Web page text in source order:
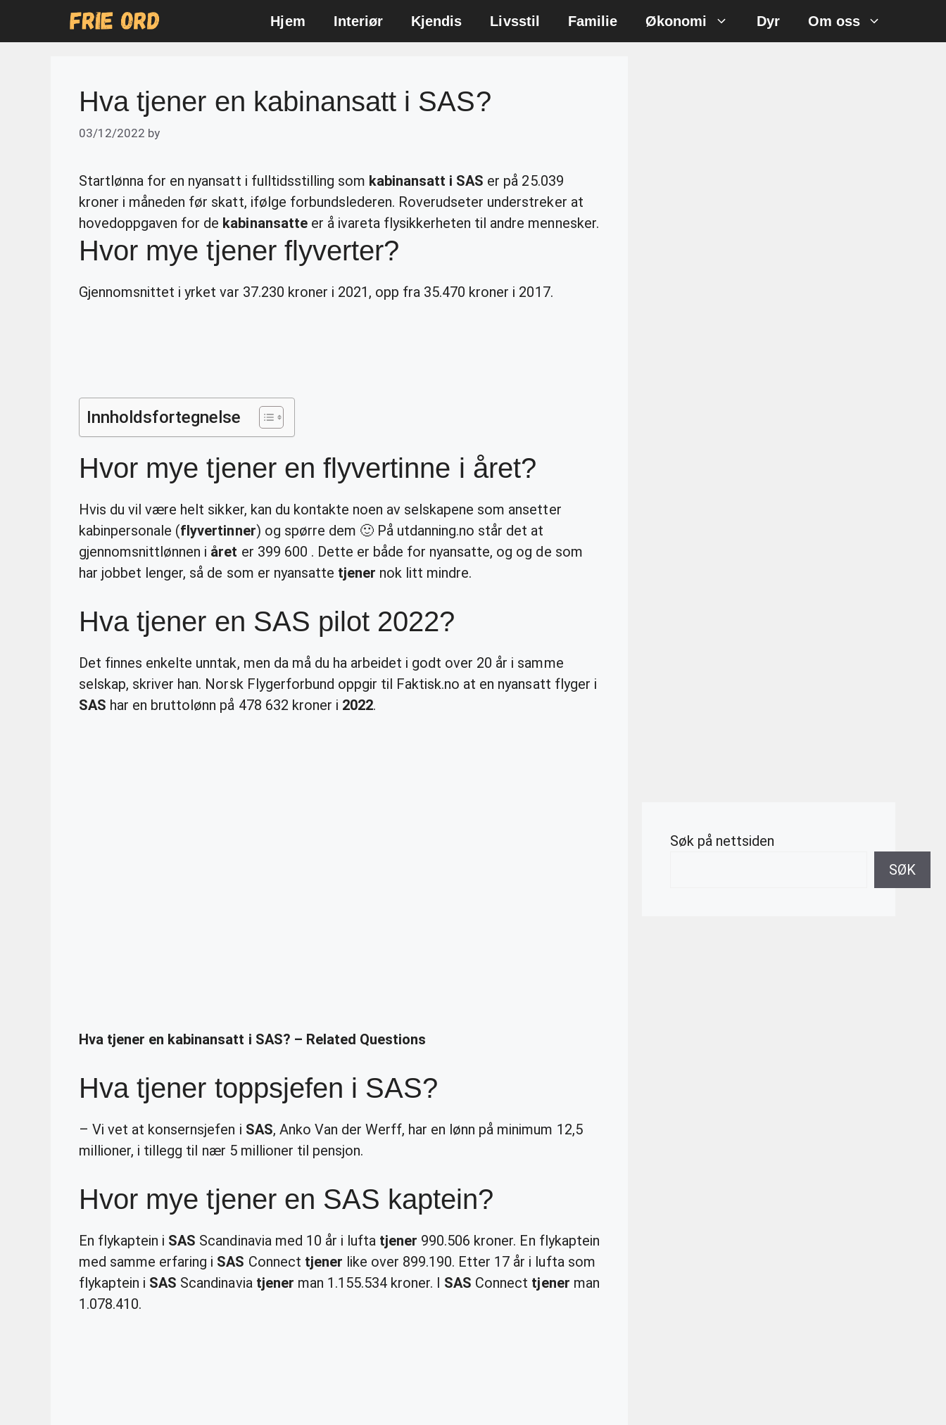
Hjem Interiør Kjendis Livsstil Familie Økonomi Dyr Om oss
Hva tjener en kabinansatt i SAS?
03/12/2022 by
Startlønna for en nyansatt i fulltidsstilling som kabinansatt i SAS er på 25.039
kroner i måneden før skatt, ifølge forbundslederen. Roverudseter understreker at
hovedoppgaven for de kabinansatteer å ivareta flysikkerheten til andre mennesker.
Hvor mye tjener flyverter?
Gjennomsnittet i yrket var 37.230 kroner i 2021, opp fra 35.470 kroner i 2017.
Innholdsfortegnelse
Hvor mye tjener en flyvertinne i året?
Hvis du vil være helt sikker, kan du kontakte noen av selskapene som ansetter
kabinpersonale (flyvertinner) og spørre dem 🙂 På utdanning.no står det at
gjennomsnittlønnen i året er 399 600 . Dette er både for nyansatte, og og de som
har jobbet lenger, så de som er nyansatte tjener nok litt mindre.
Hva tjener en SAS pilot 2022?
Det finnes enkelte unntak, men da må du ha arbeidet i godt over 20 år i samme
selskap, skriver han. Norsk Flygerforbund oppgir til Faktisk.no at en nyansatt flyger i
SAS har en bruttolønn på 478 632 kroner i 2022.
Hva tjener en kabinansatt i SAS? – Related Questions
Hva tjener toppsjefen i SAS?
– Vi vet at konsernsjefen i SAS, Anko Van der Werff, har en lønn på minimum 12,5
millioner, i tillegg til nær 5 millioner til pensjon.
Hvor mye tjener en SAS kaptein?
En flykaptein i SAS Scandinavia med 10 år i lufta tjener 990.506 kroner. En flykaptein
med samme erfaring i SAS Connect tjener like over 899.190. Etter 17 år i lufta som
flykaptein i SAS Scandinavia tjener man 1.155.534 kroner. I SAS Connect tjener man
1.078.410.
Søk på nettsiden
SØK